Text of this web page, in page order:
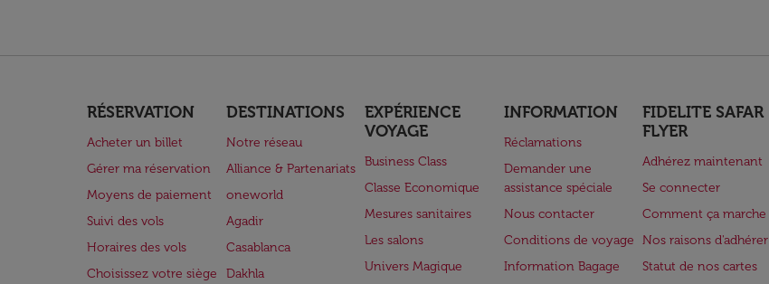
RÉSERVATION
Acheter un billet
Gérer ma réservation
Moyens de paiement
Suivi des vols
Horaires des vols
Choisissez votre siège
DESTINATIONS
Notre réseau
Alliance & Partenariats
oneworld
Agadir
Casablanca
Dakhla
EXPÉRIENCE
VOYAGE
Business Class
Classe Economique
Mesures sanitaires
Les salons
Univers Magique
INFORMATION
Réclamations
Demander une
assistance spéciale
Nous contacter
Conditions de voyage
Information Bagage
FIDELITE SAFAR
FLYER
Adhérez maintenant
Se connecter
Comment ça marche
Nos raisons d'adhérer
Statut de nos cartes